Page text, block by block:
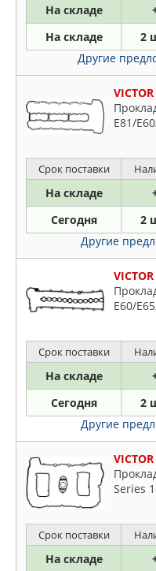
На складе
На складе 2
Другие
E81/
Срок поставки
На складе
Сегодня 2
Другие
E60/
Срок поставки
На складе
Сегодня 2
Другие
Series
Срок поставки
На складе